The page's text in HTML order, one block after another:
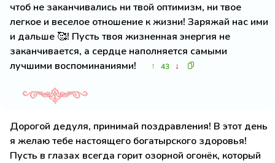
чтоб не заканчивались ни твой оптимизм, ни твое
легкое и веселое отношение к жизни! Заряжай нас ими
и дальше 🥰! Пусть твоя жизненная энергия не
заканчивается, а сердце наполняется самыми
лучшими воспоминаниями!
↑ 43 ↓
Дорогой дедуля, принимай поздравления! В этот день
я желаю тебе настоящего богатырского здоровья!
Пусть в глазах всегда горит озорной огонёк, который